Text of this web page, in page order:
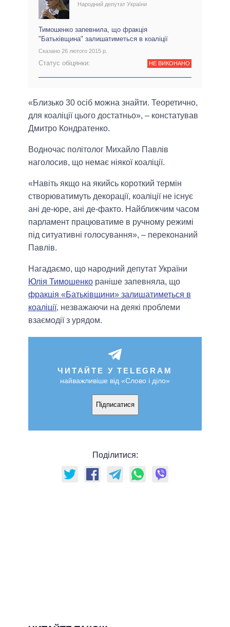
Народний депутат України
Тимошенко запевнила, що фракція
"Батьківщина" залишатиметься в коаліції
Сказано 26 лютого 2015 р.
Статус обіцянки: НЕ ВИКОНАНО
«Близько 30 осіб можна знайти. Теоретично,
для коаліції цього достатньо», – констатував
Дмитро Кондратенко.
Водночас політолог Михайло Павлів
наголосив, що немає ніякої коаліції.
«Навіть якщо на якийсь короткий термін
створюватимуть декорації, коаліції не існує
ані де-юре, ані де-факто. Найближчим часом
парламент працюватиме в ручному режимі
під ситуативні голосування», – переконаний
Павлів.
Нагадаємо, що народний депутат України
Юлія Тимошенко раніше запевняла, що
фракція «Батьківщини» залишатиметься в
коаліції, незважаючи на деякі проблеми
взаємодії з урядом.
ЧИТАЙТЕ У TELEGRAM
найважливіше від «Слово і діло»
Підписатися
Поділитися: